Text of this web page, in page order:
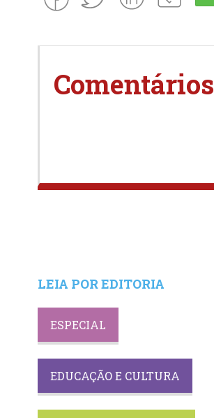
Comentários
LEIA POR EDITORIA
EDUCAÇÃO E CULTURA
ESPECIAL